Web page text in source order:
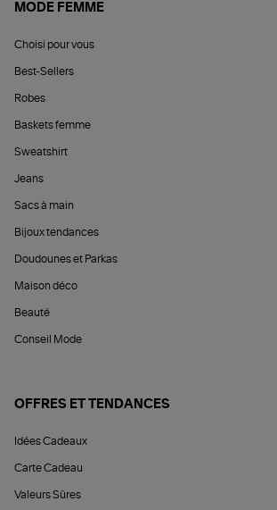
MODE FEMME
Choisi pour vous
Best-Sellers
Robes
Baskets femme
Sweatshirt
Jeans
Sacs à main
Bijoux tendances
Doudounes et Parkas
Maison déco
Beauté
Conseil Mode
OFFRES ET TENDANCES
Idées Cadeaux
Carte Cadeau
Valeurs Sûres